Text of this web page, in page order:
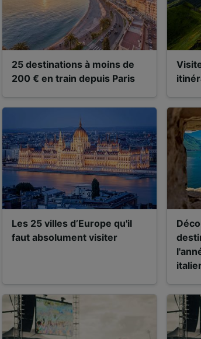
25 destinations à moins de
200 € en train depuis Paris
Les 25 villes d’Europe qu'il
faut absolument visiter